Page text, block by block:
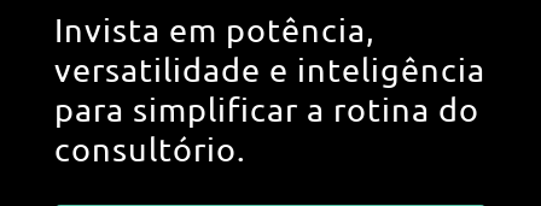
Invista em potência,
versatilidade e inteligência
para simplificar a rotina do
consultório.